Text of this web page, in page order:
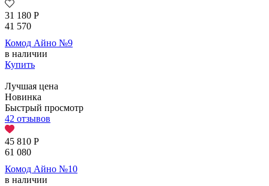
31 180 Р
41 570
Комод Айно №9
в наличии
Купить
Лучшая цена
Новинка
Быстрый просмотр
42 отзывов
45 810 Р
61 080
Комод Айно №10
в наличии